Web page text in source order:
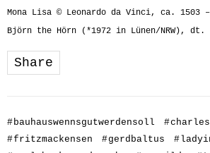
Mona Lisa © Leonardo da Vinci, ca. 1503
Björn the Hörn (*1972 in Lünen/NRW),
Share
#bauhauswennsgutwerdensoll #
#fritzmackensen #gerdbaltus #